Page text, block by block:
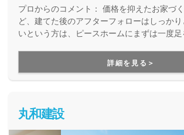
プロからのコメント：
ど、建てた後のアフターフォローはしっか
いという方は、ピースホームにまずは一度
こだわりたい方は多いでしょう。アフターフ
持つピースホームで、是非一度お話をお聞き
い。
詳細を見る＞
丸和建設